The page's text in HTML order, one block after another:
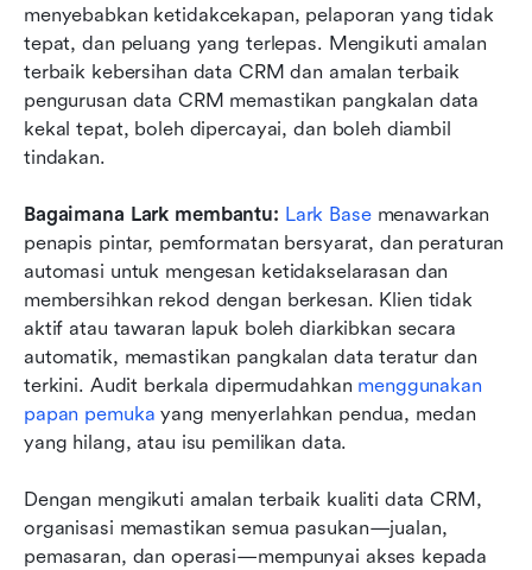
menyebabkan ketidakcekapan, pelaporan yang tidak
tepat, dan peluang yang terlepas. Mengikuti amalan
terbaik kebersihan data CRM dan amalan terbaik
pengurusan data CRM memastikan pangkalan data
kekal tepat, boleh dipercayai, dan boleh diambil
tindakan.
Bagaimana Lark membantu: Lark Base menawarkan
penapis pintar, pemformatan bersyarat, dan peraturan
automasi untuk mengesan ketidakselarasan dan
membersihkan rekod dengan berkesan. Klien tidak
aktif atau tawaran lapuk boleh diarkibkan secara
automatik, memastikan pangkalan data teratur dan
terkini. Audit berkala dipermudahkan menggunakan
papan pemuka yang menyerlahkan pendua, medan
yang hilang, atau isu pemilikan data.
Dengan mengikuti amalan terbaik kualiti data CRM,
organisasi memastikan semua pasukan—jualan,
pemasaran, dan operasi—mempunyai akses kepada